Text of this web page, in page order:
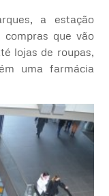
a estação
compras que vão
lojas de roupas,
uma farmácia